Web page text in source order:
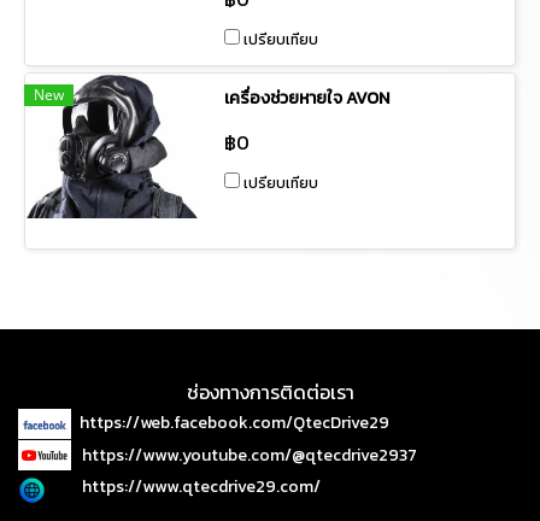
เพียงพอ หรือ พื้นที่อับอากาศและมีกลุ่ม
ควัน หรือ ก๊าซต่าง ๆ หรือ การกู้ภัยสาร
เคมี (HAZMAT) รวมทั้งใช้ในการ
สนับสนุนหน่วยงานอื่น เมื่อได้รับการ
เปรียบเทียบ
New เครื่องช่วยหายใจ AVON
฿0
เปรียบเทียบ
ช่องทางการติดต่อเรา
https://web.facebook.com/QtecDrive29
https://www.youtube.com/@qtecdrive2937
https://www.qtecdrive29.com/